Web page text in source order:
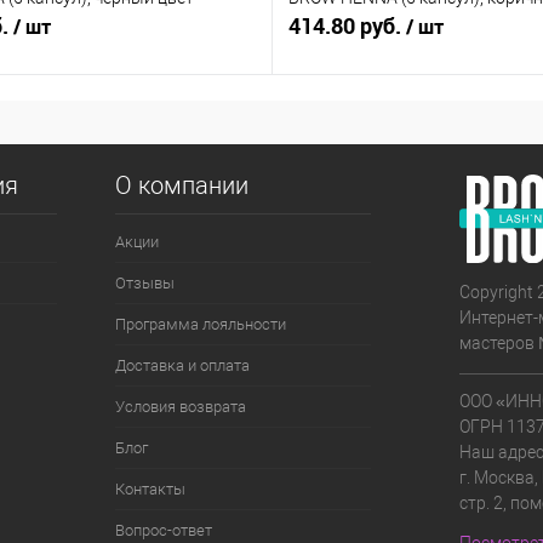
/ шт 414.80 руб. / шт
О компании
Акции
Отзывы
Программа лояльности
Доставка и оплата
Условия возврата
Блог
Контакты
Вопрос-ответ
Copyright
мастеров
ООО
ОГРН
Наш
г. Москва,
стр. 2,